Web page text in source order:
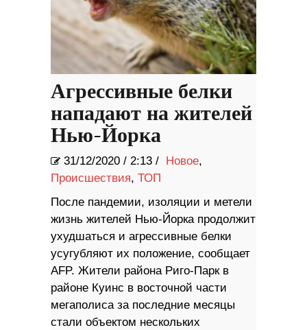
Агрессивные белки
нападают на жителей
Нью-Йорка
31/12/2020 / 2:13 / Новое,
Происшествия, ТОП
После пандемии, изоляции и метели
жизнь жителей Нью-Йорка продолжит
ухудшаться и агрессивные белки
усугубляют их положение, сообщает
AFP. Жители района Риго-Парк в
районе Куинс в восточной части
мегаполиса за последние месяцы
стали объектом нескольких